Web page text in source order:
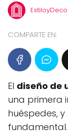
EstiloyDeco
COMPARTE EN:
El diseño de
una primera
huéspedes,